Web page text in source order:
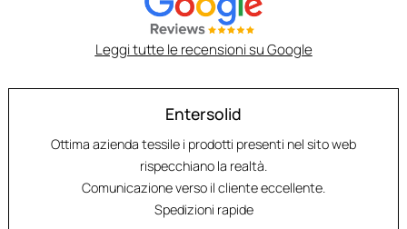
Leggi tutte le recensioni su Google
Entersolid
Ottima azienda tessile i prodotti presenti nel sito web
rispecchiano la realtà.
Comunicazione verso il cliente eccellente.
Spedizioni rapide